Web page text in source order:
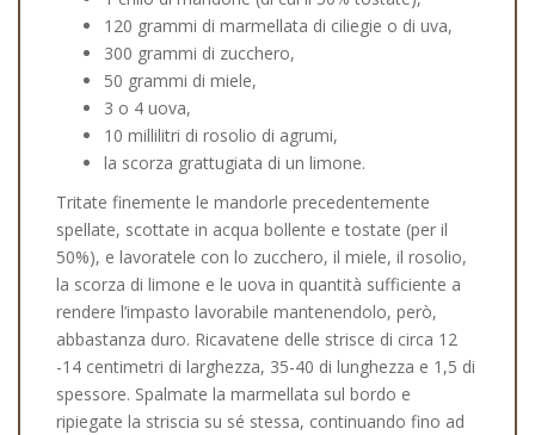
120 grammi di marmellata di ciliegie o di uva,
300 grammi di zucchero,
50 grammi di miele,
3 o 4 uova,
10 millilitri di rosolio di agrumi,
la scorza grattugiata di un limone.
Tritate finemente le mandorle precedentemente
spellate, scottate in acqua bollente e tostate (per il
50%), e lavoratele con lo zucchero, il miele, il rosolio,
la scorza di limone e le uova in quantità sufficiente a
rendere l’impasto lavorabile mantenendolo, però,
abbastanza duro. Ricavatene delle strisce di circa 12
-14 centimetri di larghezza, 35-40 di lunghezza e 1,5 di
spessore. Spalmate la marmellata sul bordo e
ripiegate la striscia su sé stessa, continuando fino ad